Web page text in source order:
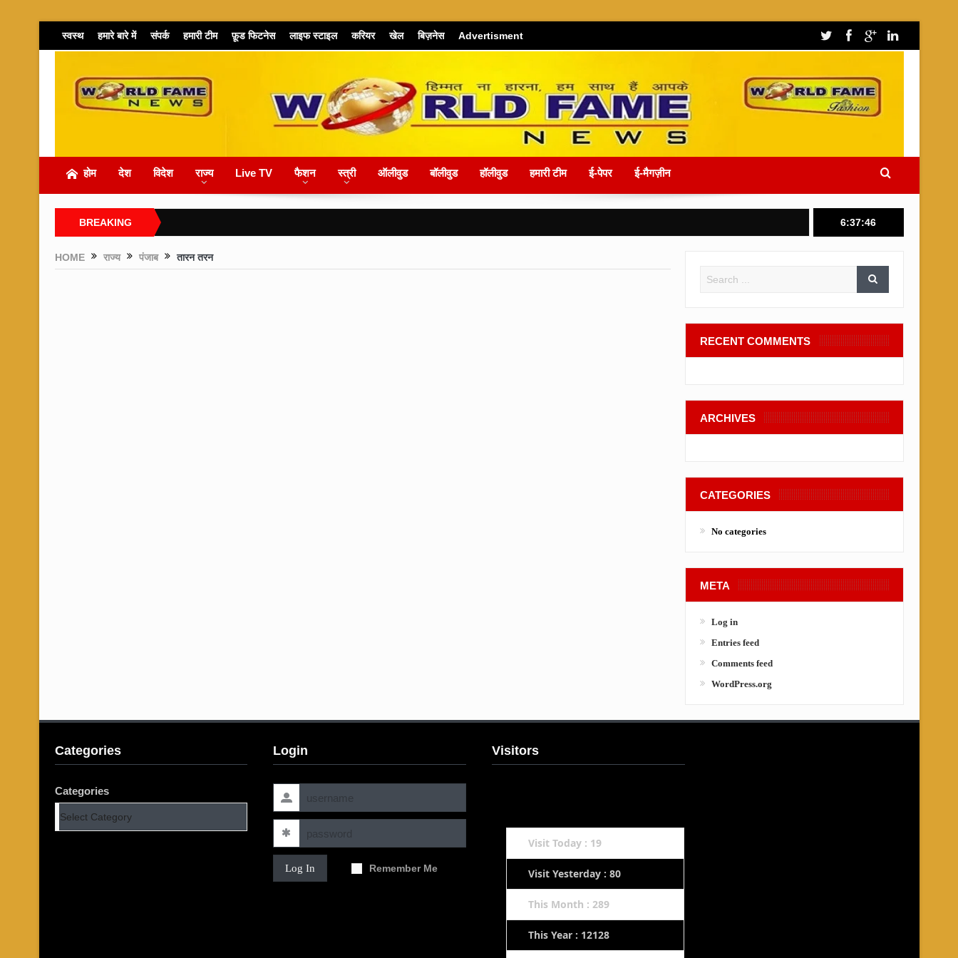
स्वस्थ हमारे बारे में संपर्क हमारी टीम फ़ूड फिटनेस लाइफ स्टाइल करियर खेल बिज़नेस Advertisment
होम देश विदेश राज्य Live TV फैशन स्त्री ऑलीवुड बॉलीवुड हॉलीवुड हमारी टीम ई-पेपर ई-मैगज़ीन
BREAKING
NEWS
6:37:46
HOME राज्य पंजाब तारन तरन
RECENT COMMENTS
ARCHIVES
CATEGORIES
No categories
META
Log in
Entries feed
Comments feed
WordPress.org
Categories
Categories
Login
Log In Remember Me
Visitors
Visit Today : 19
Visit Yesterday : 80
This Month : 289
This Year : 12128